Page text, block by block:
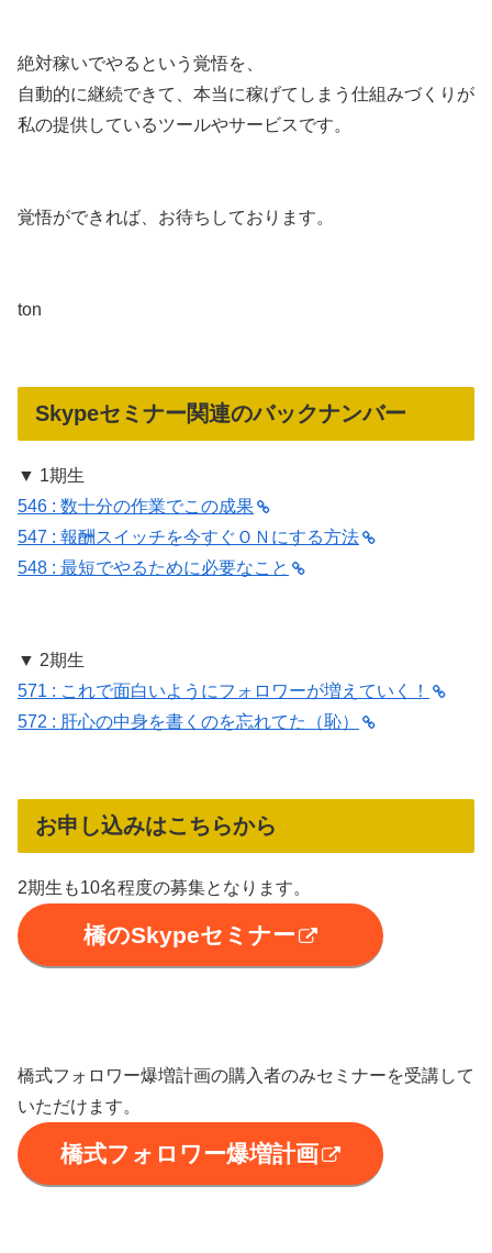
絶対稼いでやるという覚悟を、
自動的に継続できて、本当に稼げてしまう仕組みづくりが
私の提供しているツールやサービスです。
覚悟ができれば、お待ちしております。
ton
Skypeセミナー関連のバックナンバー
▼ 1期生
546 : 数十分の作業でこの成果
547 : 報酬スイッチを今すぐＯＮにする方法
548 : 最短でやるために必要なこと
▼ 2期生
571 : これで面白いようにフォロワーが増えていく！
572 : 肝心の中身を書くのを忘れてた（恥）
お申し込みはこちらから
2期生も10名程度の募集となります。
橋のSkypeセミナー
橋式フォロワー爆増計画の購入者のみセミナーを受講して
いただけます。
橋式フォロワー爆増計画